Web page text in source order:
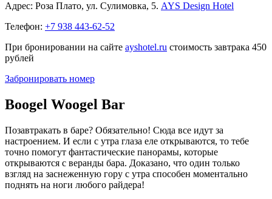
Адрес: Роза Плато, ул. Сулимовка, 5. AYS Design Hotel
Телефон: +7 938 443-62-52
При бронировании на сайте ayshotel.ru cтоимость завтрака 450
рублей
Забронировать номер
Boogel Woogel Bar
Позавтракать в баре? Обязательно! Сюда все идут за
настроением. И если с утра глаза еле открываются, то тебе
точно помогут фантастические панорамы, которые
открываются с веранды бара. Доказано, что один только
взгляд на заснеженную гору с утра способен моментально
поднять на ноги любого райдера!